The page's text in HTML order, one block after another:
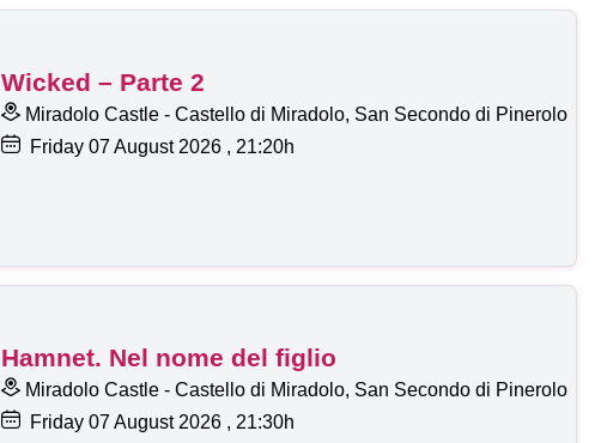
Wicked – Parte 2
Miradolo Castle - Castello di Miradolo, San Secondo di Pinerolo
Friday 07August 2026 , 21:20h
Hamnet. Nel nome del figlio
Miradolo Castle - Castello di Miradolo, San Secondo di Pinerolo
Friday 07August 2026 , 21:30h